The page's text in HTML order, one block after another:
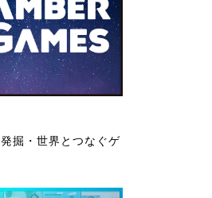
掘・世界とつなぐゲ